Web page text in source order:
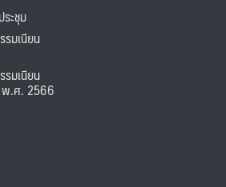
ะชุม
มเนียน
มเนียน
.ศ. 2566